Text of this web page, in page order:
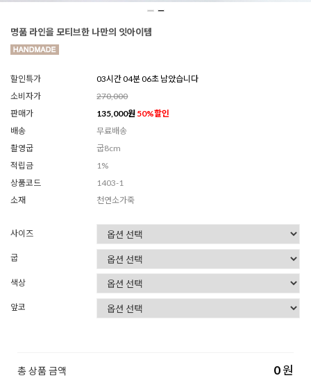
명품 라인을 모티브한 나만의 잇아이템
할인특가
03시간 04분 03초 남았습니다
소비자가
270,000
판매가
135,000원 50%할인
배송
무료배송
촬영굽
굽8cm
적립금
1%
상품코드
1403-1
소재
천연소가죽
사이즈
굽
색상
앞코
총 상품 금액 0원